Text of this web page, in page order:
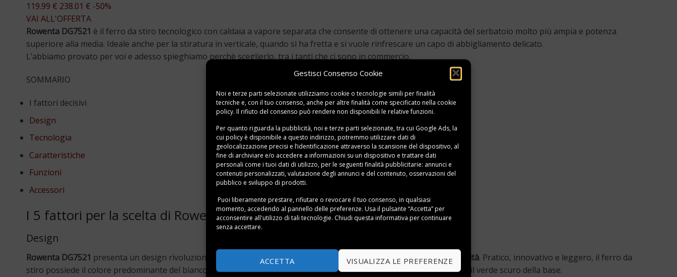
Gestisci Consenso Cookie
Noi e terze parti selezionate utilizziamo cookie o tecnologie simili per finalità
tecniche e, con il tuo consenso, anche per altre finalità come specificato nella cookie
policy. Il rifiuto del consenso può rendere non disponibili le relative funzioni.
Per quanto riguarda la pubblicità, noi e terze parti selezionate, tra cui Google Ads, la
cui policy è disponibile a questo indirizzo, potremmo utilizzare dati di
geolocalizzazione precisi e l’identificazione attraverso la scansione del dispositivo, al
fine di archiviare e/o accedere a informazioni su un dispositivo e trattare dati
personali come i tuoi dati di utilizzo, per le seguenti finalità pubblicitarie: annunci e
contenuti personalizzati, valutazione degli annunci e del contenuto, osservazioni del
pubblico e sviluppo di prodotti.
Puoi liberamente prestare, rifiutare o revocare il tuo consenso, in qualsiasi
momento, accedendo al pannello delle preferenze. Usa il pulsante “Accetta” per
acconsentire all'utilizzo di tali tecnologie. Chiudi questa informativa per continuare
senza accettare.
ACCETTA VISUALIZZA LE PREFERENZE
119.99 € 238.01 € -50%
VAI ALL'OFFERTA
Rowenta DG7521 è il ferro da stiro tecnologico con caldaia a vapore separata che consente di ottenere una capacità del serbatoio molto più ampia e potenza
superiore alla media. Ideale anche per la stiratura in verticale, quando si ha fretta e si vuole rinfrescare un capo di abbigliamento delicato.
L’abbiamo provato per voi e adesso spieghiamo perchè sceglierlo, tra i tanti che ci sono in commercio.
SOMMARIO
I fattori decisivi
Design
Tecnologia
Caratteristiche
Funzioni
Accessori
I 5 fattori per la scelta di Rowenta DG7521
Design
Rowenta DG7521 presenta un design rivoluzionario ed elegante, formato da una caldaia separata con1,2 litri di capacità. Pratico, innovativo e leggero, il ferro da
stiro possiede il colore predominante del bianco accompagnato dal verde dei dettagli, che si sposa perfettamente con il verde scuro della base.